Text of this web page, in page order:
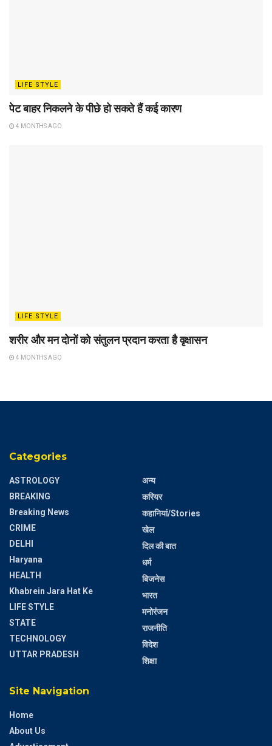
LIFE STYLE
पेट बाहर निकलने के पीछे हो सकते हैं कई कारण
4 MONTHS AGO
LIFE STYLE
शरीर और मन दोनों को संतुलन प्रदान करता है वृक्षासन
4 MONTHS AGO
Categories
ASTROLOGY
BREAKING
Breaking News
CRIME
DELHI
Haryana
HEALTH
Khabrein Jara Hat Ke
LIFE STYLE
STATE
TECHNOLOGY
UTTAR PRADESH
अन्य
करियर
कहानियां/Stories
खेल
दिल की बात
धर्म
बिजनेस
भारत
मनोरंजन
राजनीति
विदेश
शिक्षा
Site Navigation
Home
About Us